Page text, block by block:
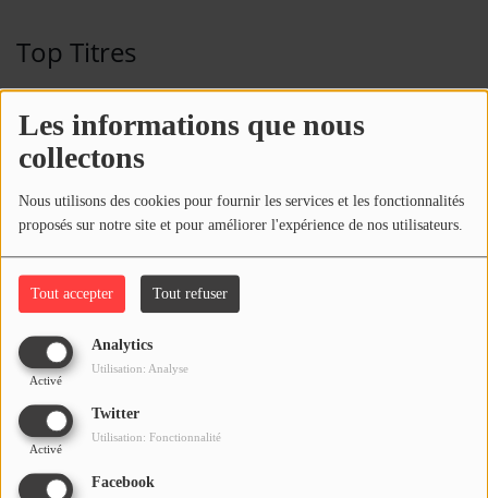
Les informations que nous
collectons
Nous utilisons des cookies pour fournir les services et les fonctionnalités
proposés sur notre site et pour améliorer l'expérience de nos utilisateurs.
Tout accepter Tout refuser
Analytics
Activé
Utilisation: Analyse
Twitter
Activé
Utilisation: Fonctionnalité
Facebook
Top Titres
2 MEMORIES (FEAT. KID CUDI)
SEXY BITCH (FEAT. AKON)
4
WHERE THEM GIRLS AT (FEAT. NICKI